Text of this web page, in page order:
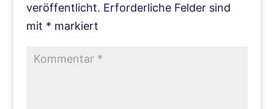
veröffentlicht. Erforderliche Felder sind
mit * markiert